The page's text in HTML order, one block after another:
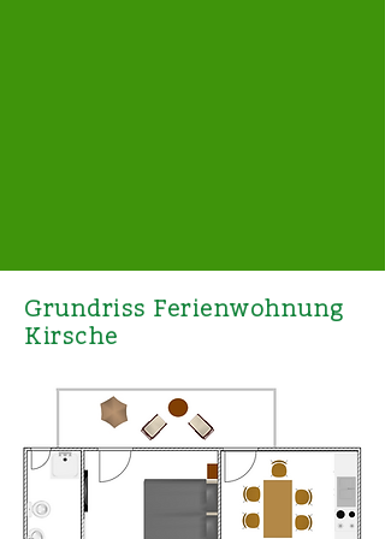
Grundriss Ferienwohnung
Kirsche